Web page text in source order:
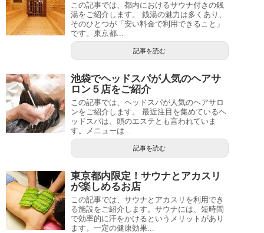
この記事では、都内におけるサウナ付きの銭
湯をご紹介します。 銭湯の魅力は多くあり、
そのひとつが「安い料金で利用できること」
です。東京都...
記事を読む
池袋でヘッドスパが人気のヘアサ
ロン５店をご紹介
この記事では、ヘッドスパが人気のヘアサロ
ンをご紹介します。 最近注目を集めているヘ
ッドスパは、頭のエステとも言われていま
す。メニューは...
記事を読む
東京都内限定！サウナとアカスリ
が楽しめるお店
この記事では、サウナとアカスリを利用でき
る施設をご紹介します。サウナには、短時間
で効率的に汗をかけるというメリットがあり
ます。一定の健康効果...